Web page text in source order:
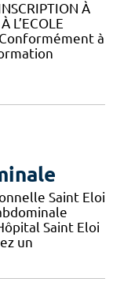
À
L’ECOLE
Conformément à
Saint Eloi
Saint Eloi
un